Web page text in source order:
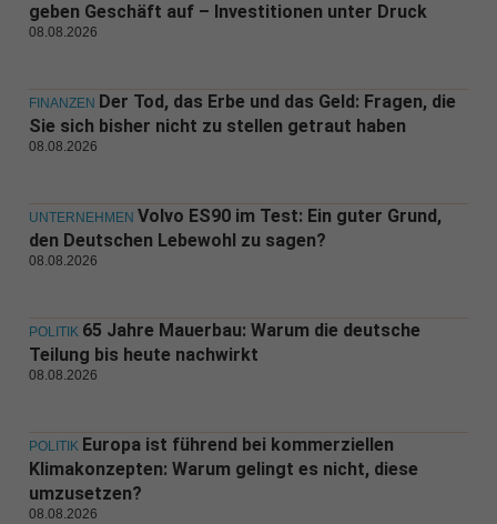
geben Geschäft auf – Investitionen unter Druck
08.08.2026
FINANZEN Der Tod, das Erbe und das Geld: Fragen, die
Sie sich bisher nicht zu stellen getraut haben
08.08.2026
UNTERNEHMEN Volvo ES90 im Test: Ein guter Grund,
den Deutschen Lebewohl zu sagen?
08.08.2026
POLITIK 65 Jahre Mauerbau: Warum die deutsche
Teilung bis heute nachwirkt
08.08.2026
POLITIK Europa ist führend bei kommerziellen
Klimakonzepten: Warum gelingt es nicht, diese
umzusetzen?
08.08.2026